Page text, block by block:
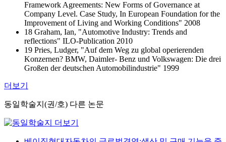
Framework Agreements: New Forms of Governance at
Company Level. Case Study, In European Foundation for the
Improvement of Living and Working Conditions" 2008
18 Graham, Ian, "Automotive Industry: Trends and
reflections" ILO‐Publication 2010
19 Pries, Ludger, "Auf dem Weg zu global operierenden
Konzernen? BMW, Daimler‐ Benz und Volkswagen: Die drei
Großen der deutschen Automobilindustrie" 1999
더보기
동일학술지(권/호) 다른 논문